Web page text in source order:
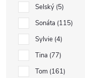
Selský 5
Sonáta 115
Sylvie 4
Tina 77
Tom 161